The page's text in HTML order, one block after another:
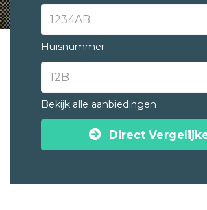
Huisnummer
Bekijk alle aanbiedingen
Direct